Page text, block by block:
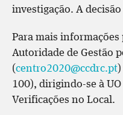
investigação. A decisão
Para mais
Autoridade de Gestão
(centro2020@ccdrc.pt
100), dirigindo-se à
Verificações no Local.